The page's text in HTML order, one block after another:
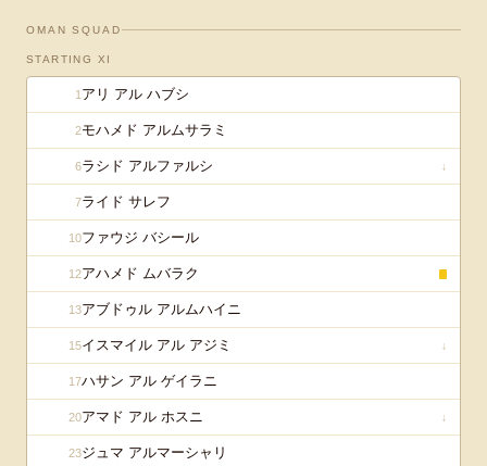
OMAN SQUAD
STARTING XI
1 アリ アル ハブシ
2モハメド アルムサラミ
6ラシド アルファルシ ↓
7ライド サレフ
10ファウジ バシール
12アハメド ムバラク
13アブドゥル アルムハイニ
15イスマイル アル アジミ ↓
17ハサン アル ゲイラニ
20アマド アル ホスニ ↓
23ジュマ アルマーシャリ